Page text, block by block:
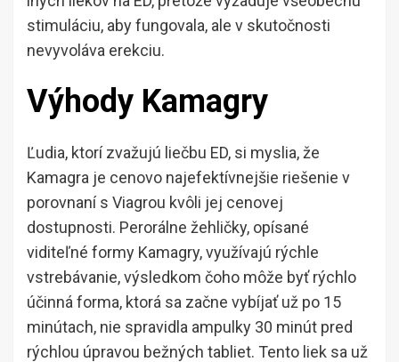
stimuláciu, aby fungovala, ale v skutočnosti
nevyvoláva erekciu.
Výhody Kamagry
Ľudia, ktorí zvažujú liečbu ED, si myslia, že
Kamagra je cenovo najefektívnejšie riešenie v
porovnaní s Viagrou kvôli jej cenovej
dostupnosti. Perorálne žehličky, opísané
viditeľné formy Kamagry, využívajú rýchle
vstrebávanie, výsledkom čoho môže byť rýchlo
účinná forma, ktorá sa začne vybíjať už po 15
minútach, nie spravidla ampulky 30 minút pred
rýchlou úpravou bežných tabliet. Tento liek sa už